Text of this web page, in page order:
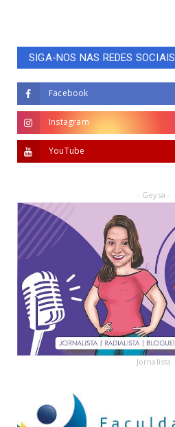
SIGA-NOS NAS REDES SOCIAIS
Facebook
Instagram
YouTube
- Geysa -
Jornalista